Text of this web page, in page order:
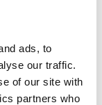
ads, to
our traffic.
of our site with
partners who